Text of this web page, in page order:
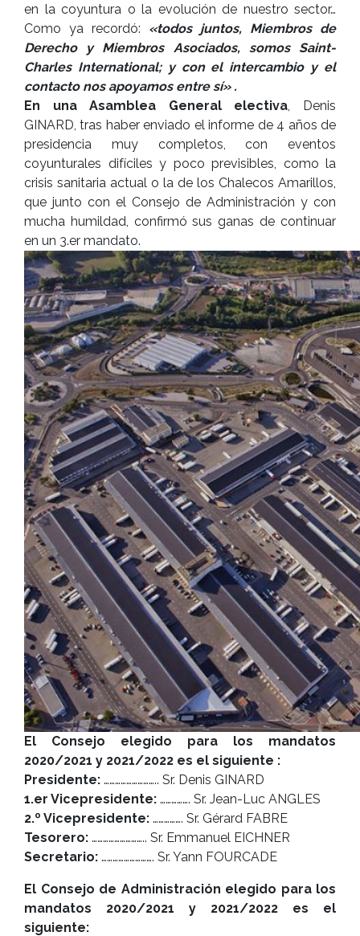
en la coyuntura o la evolución de nuestro sector…
Como ya recordó: «todos juntos, Miembros de
Derecho y Miembros Asociados, somos Saint-
Charles International; y con el intercambio y el
contacto nos apoyamos entre sí» .
En una Asamblea General electiva , Denis
GINARD, tras haber enviado el informe de 4 años de
presidencia muy completos, con eventos
coyunturales difíciles y poco previsibles, como la
crisis sanitaria actual o la de los Chalecos Amarillos,
que junto con el Consejo de Administración y con
mucha humildad, confirmó sus ganas de continuar
en un 3.er mandato.
El Consejo elegido para los mandatos
2020/2021 y 2021/2022 es el siguiente :
Presidente: ……………………….. Sr. Denis GINARD
1.er Vicepresidente: ……………. Sr. Jean-Luc ANGLES
2.º Vicepresidente: ……………. Sr. Gérard FABRE
Tesorero: ……………………….. Sr. Emmanuel EICHNER
Secretario: ………………………. Sr. Yann FOURCADE
El Consejo de Administración elegido para los
mandatos 2020/2021 y 2021/2022 es el
siguiente: